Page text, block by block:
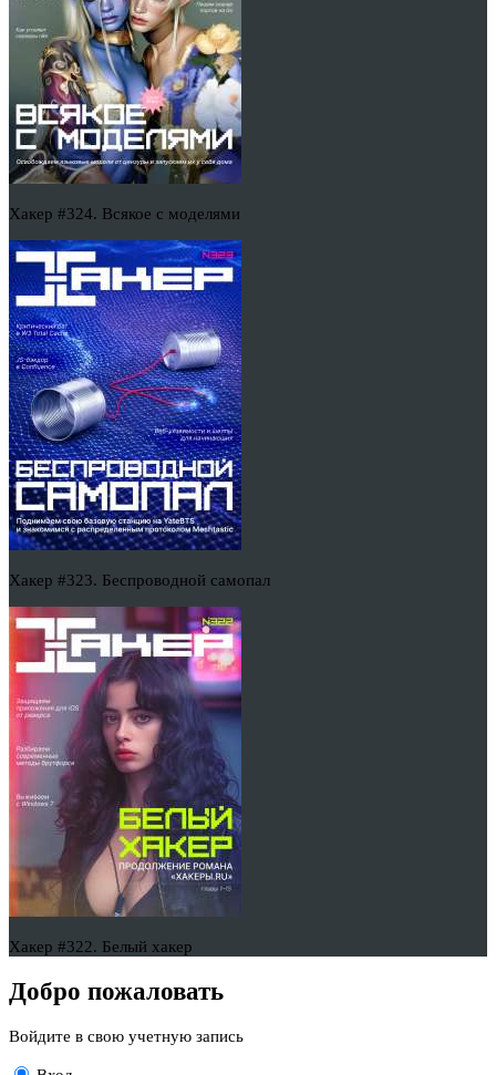
Хакер #324. Всякое с моделями
Хакер #323. Беспроводной самопал
Хакер #322. Белый хакер
Добро пожаловать
Войдите в свою учетную запись